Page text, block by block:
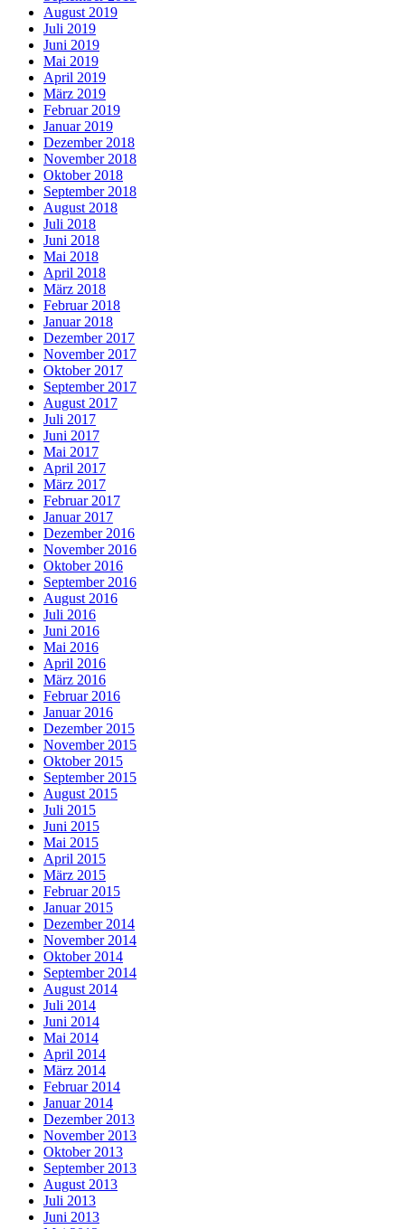
August 2019
Juli 2019
Juni 2019
Mai 2019
April 2019
März 2019
Februar 2019
Januar 2019
Dezember 2018
November 2018
Oktober 2018
September 2018
August 2018
Juli 2018
Juni 2018
Mai 2018
April 2018
März 2018
Februar 2018
Januar 2018
Dezember 2017
November 2017
Oktober 2017
September 2017
August 2017
Juli 2017
Juni 2017
Mai 2017
April 2017
März 2017
Februar 2017
Januar 2017
Dezember 2016
November 2016
Oktober 2016
September 2016
August 2016
Juli 2016
Juni 2016
Mai 2016
April 2016
März 2016
Februar 2016
Januar 2016
Dezember 2015
November 2015
Oktober 2015
September 2015
August 2015
Juli 2015
Juni 2015
Mai 2015
April 2015
März 2015
Februar 2015
Januar 2015
Dezember 2014
November 2014
Oktober 2014
September 2014
August 2014
Juli 2014
Juni 2014
Mai 2014
April 2014
März 2014
Februar 2014
Januar 2014
Dezember 2013
November 2013
Oktober 2013
September 2013
August 2013
Juli 2013
Juni 2013